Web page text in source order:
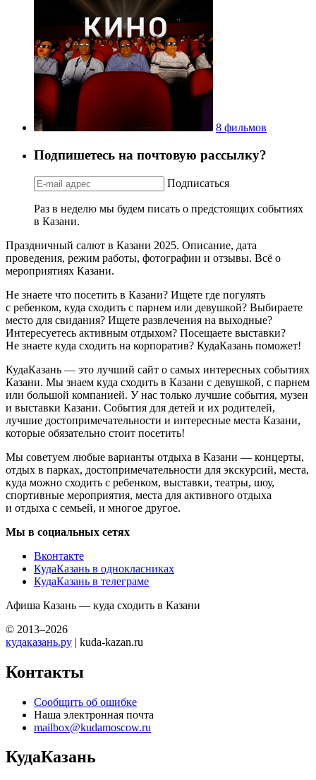
8 фильмов
Подпишетесь на почтовую рассылку?
Подписаться
Раз в неделю мы будем писать о предстоящих событиях
в Казани.
Праздничный салют в Казани 2025. Описание, дата
проведения, режим работы, фотографии и отзывы. Всё о
мероприятиях Казани.
Не знаете что посетить в Казани? Ищете где погулять
с ребенком, куда сходить с парнем или девушкой? Выбираете
место для свидания? Ищете развлечения на выходные?
Интересуетесь активным отдыхом? Посещаете выставки?
Не знаете куда сходить на корпоратив? КудаКазань поможет!
КудаКазань — это лучший сайт о самых интересных событиях
Казани. Мы знаем куда сходить в Казани с девушкой, с парнем
или большой компанией. У нас только лучшие события, музеи
и выставки Казани. События для детей и их родителей,
лучшие достопримечательности и интересные места Казани,
которые обязательно стоит посетить!
Мы советуем любые варианты отдыха в Казани — концерты,
отдых в парках, достопримечательности для экскурсий, места,
куда можно сходить с ребенком, выставки, театры, шоу,
спортивные мероприятия, места для активного отдыха
и отдыха с семьей, и многое другое.
Мы в социальных сетях
Вконтакте
КудаКазань в однокласниках
КудаКазань в телеграме
Афиша Казань — куда сходить в Казани
© 2013–2026
кудаказань.ру | kuda-kazan.ru
Контакты
Сообщить об ошибке
Наша электронная почта
mailbox@kudamoscow.ru
КудаКазань